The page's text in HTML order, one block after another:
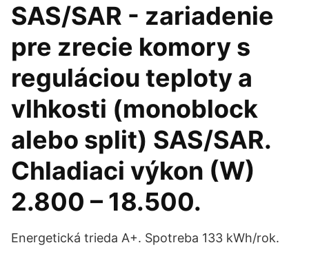
SAS/SAR - zariadenie
pre zrecie komory s
reguláciou teploty a
vlhkosti (monoblock
alebo split) SAS/SAR.
Chladiaci výkon (W)
2.800 – 18.500.
Energetická trieda A+. Spotreba 133 kWh/rok.